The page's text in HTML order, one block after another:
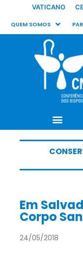
VATICANO
QUEM SOMOS
Em
Corpo
24/05/2018